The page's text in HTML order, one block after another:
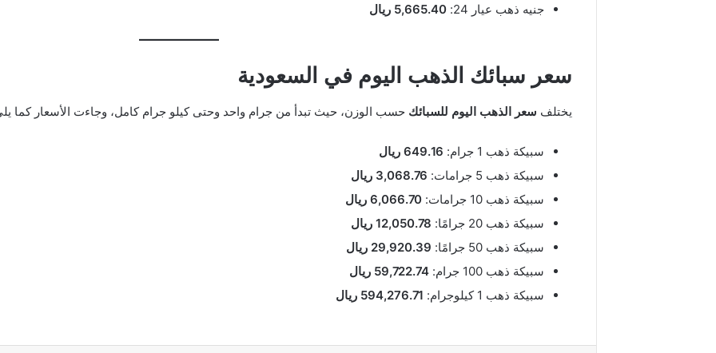
جنيه ذهب عيار 24:
5,665.40 ريال
سعر سبائك الذهب اليوم في السعودية
يختلف سعر الذهب اليوم للسبائك حسب الوزن، حيث تبدأ من جرام واحد وحتى كيلو جرام كامل، وجاءت الأسعار كما
سبيكة ذهب 1 جرام:
649.16 ريال
سبيكة ذهب 5 جرامات:
3,068.76 ريال
سبيكة ذهب 10 جرامات:
6,066.70 ريال
سبيكة ذهب 20 جرامًا:
12,050.78 ريال
سبيكة ذهب 50 جرامًا:
29,920.39 ريال
سبيكة ذهب 100 جرام:
59,722.74 ريال
سبيكة ذهب 1 كيلوجرام:
594,276.71 ريال